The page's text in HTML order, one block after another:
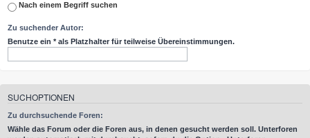
Nach einem Begriff suchen
Zu suchender Autor:
Benutze ein * als Platzhalter für teilweise Übereinstimmungen.
SUCHOPTIONEN
Zu durchsuchende Foren:
Wähle das Forum oder die Foren aus, in denen gesucht werden soll. Unterforen